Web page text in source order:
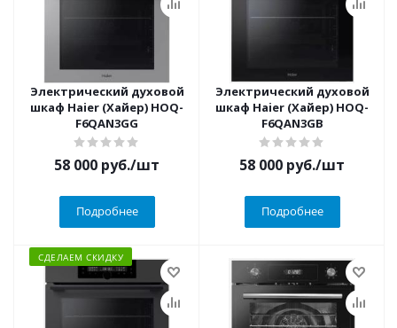
Электрический духовой
шкаф Haier (Хайер) HOQ-
F6QAN3GG
58 000 руб./шт
Подробнее
Электрический духовой
шкаф Haier (Хайер) HOQ-
F6QAN3GB
58 000 руб./шт
Подробнее
СДЕЛАЕМ СКИДКУ